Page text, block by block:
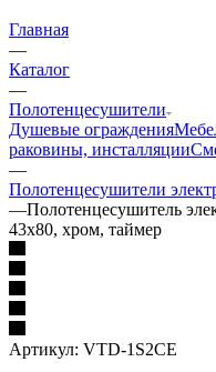
Главная
—
Каталог
—
Полотенцесушители
Душевые ограждения
раковины, инсталляции
—
Полотенцесушители
—Полотенцесушитель
43х80, хром, таймер
Артикул: VTD-1S2CE